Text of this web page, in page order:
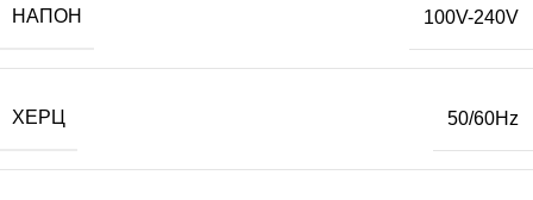
НАПОН 100V-240V
ХЕРЦ 50/60Hz